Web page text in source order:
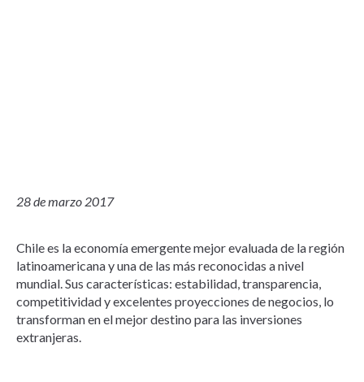
28 de marzo 2017
Chile es la economía emergente mejor evaluada de la región
latinoamericana y una de las más reconocidas a nivel
mundial. Sus características: estabilidad, transparencia,
competitividad y excelentes proyecciones de negocios, lo
transforman en el mejor destino para las inversiones
extranjeras.